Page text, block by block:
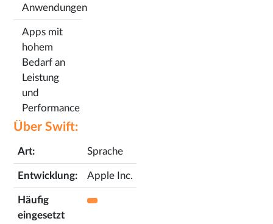
Anwendungen
Apps mit
hohem
Bedarf an
Leistung
und
Performance
Über Swift:
Art: Sprache
Entwicklung: Apple Inc.
Häufig
eingesetzt